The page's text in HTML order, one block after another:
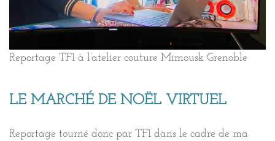
Reportage TF1 à l’atelier couture Mimousk Grenoble
LE MARCHÉ DE NOËL VIRTUEL
Reportage tourné donc par TF1 dans le cadre de ma